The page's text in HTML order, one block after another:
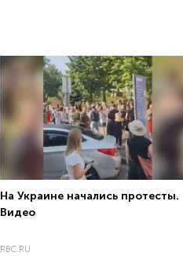
На Украине начались протесты.
Видео
RBC.RU